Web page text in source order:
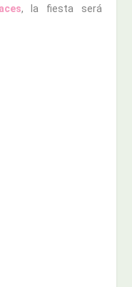
, la fiesta será